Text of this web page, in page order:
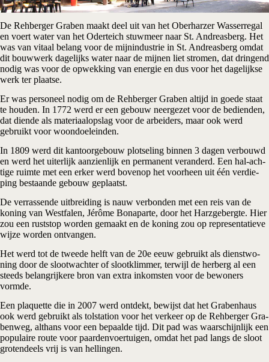
De Rehber­ger Gra­ben maakt deel uit van het Ober­har­zer Was­ser­regal
en voert water van het Oder­teich stuw­meer naar St. Andre­as­berg. Het
was van vitaal belang voor de mijn­in­du­strie in St. Andre­as­berg omdat
dit bouw­werk dage­lijks water naar de mij­nen liet stro­men, dat drin­gend
nodig was voor de opwek­king van ener­gie en dus voor het dage­lijk­se
werk ter plaatse.
Er was per­so­neel nodig om de Rehber­ger Gra­ben altijd in goe­de staat
te hou­den. In 1772 werd er een gebouw neer­ge­zet voor de bedien­den,
dat dien­de als mate­ri­aal­op­slag voor de arbei­ders, maar ook werd
gebruikt voor woondoeleinden.
In 1809 werd dit kan­toor­ge­bouw plot­se­ling bin­nen 3 dagen ver­bouwd
en werd het uiter­lijk aan­zien­lijk en per­ma­nent ver­an­derd. Een hal-ach­
ti­ge ruim­te met een erker werd boven­op het voor­heen uit één ver­die­
ping bestaan­de gebouw geplaatst.
De ver­ras­sen­de uit­brei­ding is nauw ver­bon­den met een reis van de
koning van West­fa­len, Jérô­me Bon­a­par­te, door het Harz­ge­berg­te. Hier
zou een rust­stop wor­den gemaakt en de koning zou op repre­sen­ta­tie­ve
wij­ze wor­den ontvangen.
Het werd tot de twee­de helft van de 20e eeuw gebruikt als dienst­wo­
ning door de sloot­wach­ter of sloot­klim­mer, ter­wijl de her­berg al een
steeds belang­rij­ke­re bron van extra inkom­sten voor de bewo­ners
vormde.
Een pla­quet­te die in 2007 werd ont­dekt, bewijst dat het Gra­ben­haus
ook werd gebruikt als tol­sta­ti­on voor het ver­keer op de Rehber­ger Gra­
ben­weg, althans voor een bepaal­de tijd. Dit pad was waar­schijn­lijk een
popu­lai­re rou­te voor paar­den­voer­tui­gen, omdat het pad langs de sloot
gro­ten­deels vrij is van hellingen.